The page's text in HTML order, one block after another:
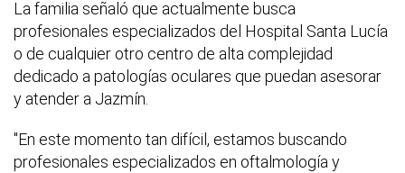
La familia señaló que actualmente busca
profesionales especializados del Hospital Santa Lucía
o de cualquier otro centro de alta complejidad
dedicado a patologías oculares que puedan asesorar
y atender a Jazmín.
"En este momento tan difícil, estamos buscando
profesionales especializados en oftalmología y